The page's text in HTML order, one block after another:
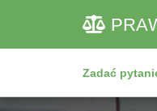
Zadać